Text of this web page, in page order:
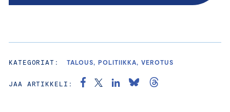
KATEGORIAT: TALOUS, POLITIIKKA, VEROTUS
JAA ARTIKKELI: